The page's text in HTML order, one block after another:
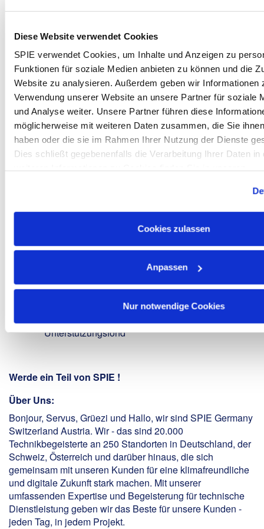
Diese Website verwendet Cookies
SPIE verwendet Cookies, um Inhalte und Anzeigen zu
Funktionen für soziale Medien anbieten zu können und die
Website zu analysieren. Außerdem geben wir Informationen
Verwendung unserer Website an unsere Partner für soziale
und Analyse weiter. Unsere Partner führen diese
möglicherweise mit weiteren Daten zusammen, die Sie
haben oder die sie im Rahmen Ihrer Nutzung der Dienste
Dies schließt gegebenenfalls die Verarbeitung Ihrer Daten in
Cookies zulassen
Anpassen
Nur notwendige Cookies
Unbefristete krisensichere Anstellungin einem
Projekten in der Region
Moderne Ausrüstung(Maschinen und Fuhrpark)
sowie Bereitstellung der persönlichen
Schutzausrüstung / hochwertiger Arbeitskleidung
und hohe Sicherheitsstandards
Mitarbeiter-Aktienbeteiligungsprogramm
Corporate Benefits– Rabatte bei vielen Marken
und Shops
Individuelle Einarbeitungundinterne
Netzwerkmöglichkeitenfür einen gemeinsamen
Austausch (z.B. Diversity-Netzwerk der SPIE)
Einstellung durch das Mitarbeitenden-
Empfehlungsprogramm „Gute Leute kennen gute
Gemeinsam helfen:Spenden Sie den Rest-Cent
Ihrer Nettovergütung und erhalten Sie bei Bedarf
selbst finanzielle Hilfe aus dem
Unterstützungsfond
Werde ein Teil von SPIE !
Über Uns:
Bonjour, Servus, Grüezi und Hallo, wir sind SPIE Germany
Switzerland Austria. Wir - das sind 20.000
Technikbegeisterte an 250 Standorten in Deutschland, der
Schweiz, Österreich und darüber hinaus, die sich
gemeinsam mit unseren Kunden für eine klimafreundliche
und digitale Zukunft stark machen. Mit unserer
umfassenden Expertise und Begeisterung für technische
Dienstleistung geben wir das Beste für unsere Kunden -
jeden Tag, in jedem Projekt.